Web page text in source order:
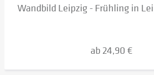
Wandbild Leipzig - Frühling in
ab 24,90 €